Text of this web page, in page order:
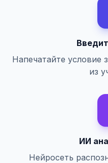
Напечатайте условие
из
ИИ
Нейросеть